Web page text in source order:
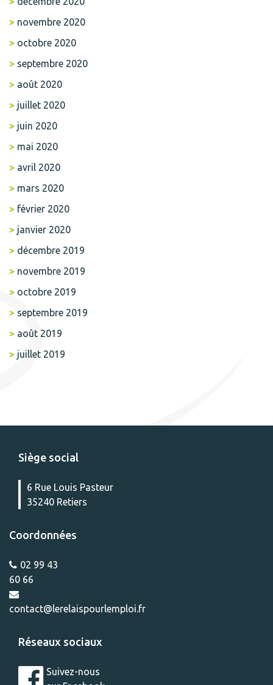
novembre 2020
octobre 2020
septembre 2020
août 2020
juillet 2020
juin 2020
mai 2020
avril 2020
mars 2020
février 2020
janvier 2020
décembre 2019
novembre 2019
octobre 2019
septembre 2019
août 2019
juillet 2019
Siège social
6 Rue Louis Pasteur
35240 Retiers
Coordonnées
02 99 43
60 66
contact@lerelaispourlemploi.fr
Réseaux sociaux
Suivez-nous